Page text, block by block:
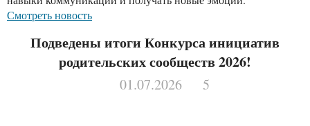
Смотреть новость
Подведены итоги Конкурса инициатив
родительских сообществ 2026!
01.07.2026 5